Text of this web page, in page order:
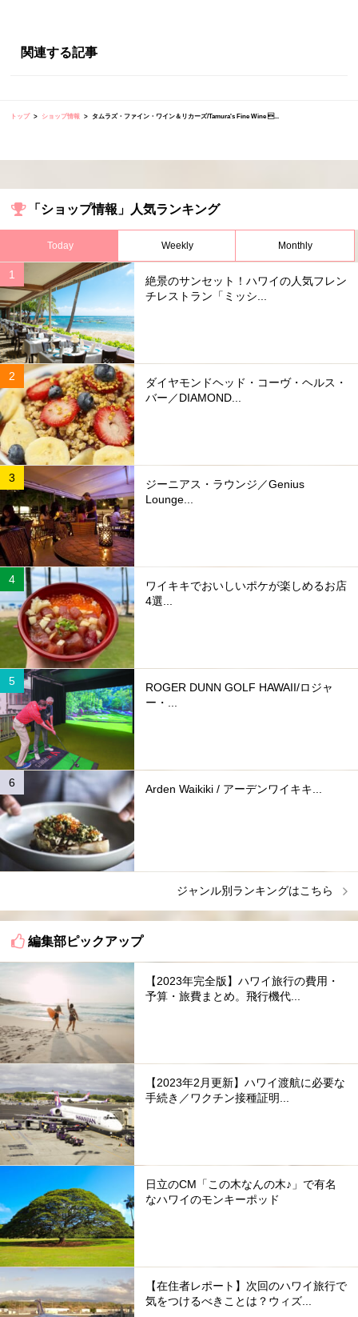
関連する記事
トップ ショップ情報 タムラズ・ファイン・ワイン＆リカーズ/Tamura's Fine Wine ...
「ショップ情報」人気ランキング
Today Weekly Monthly
絶景のサンセット！ハワイの人気フレン
チレストラン「ミッシ...
ダイヤモンドヘッド・コーヴ・ヘルス・
バー／DIAMOND...
ジーニアス・ラウンジ／Genius
Lounge...
ワイキキでおいしいポケが楽しめるお店
4選...
ROGER DUNN GOLF HAWAII/ロジャ
ー・...
Arden Waikiki / アーデンワイキキ...
ジャンル別ランキングはこちら
編集部ピックアップ
【2023年完全版】ハワイ旅行の費用・
予算・旅費まとめ。飛行機代...
【2023年2月更新】ハワイ渡航に必要な
手続き／ワクチン接種証明...
日立のCM「この木なんの木♪」で有名
なハワイのモンキーポッド
【在住者レポート】次回のハワイ旅行で
気をつけるべきことは？ウィズ...